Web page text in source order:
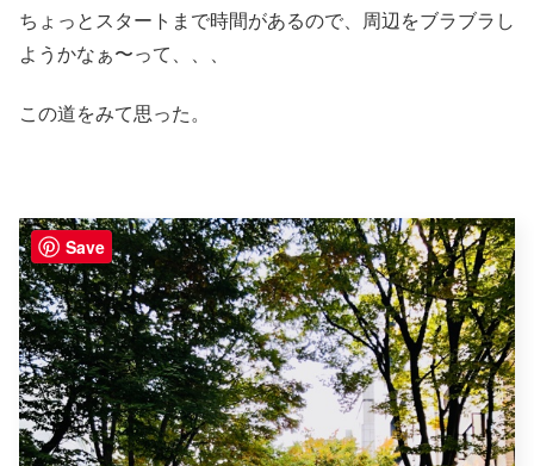
ちょっとスタートまで時間があるので、周辺をブラブラし
ようかなぁ〜って、、、
この道をみて思った。
Save